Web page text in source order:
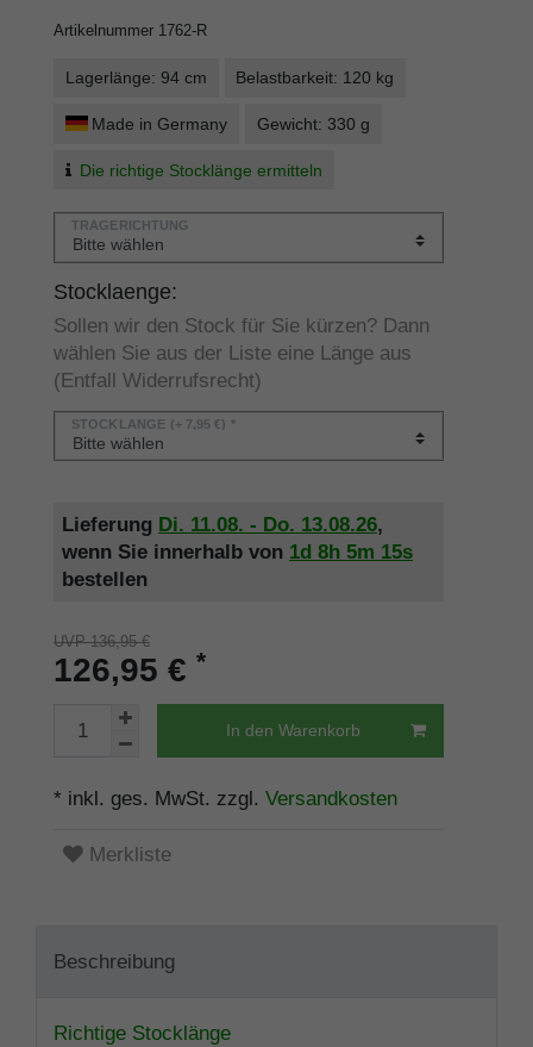
Artikelnummer 1762-R
Lagerlänge: 94 cm Belastbarkeit: 120 kg
Made in Germany Gewicht: 330 g
Die richtige Stocklänge ermitteln
TRAGERICHTUNG
Stocklaenge:
Sollen wir den Stock für Sie kürzen? Dann
wählen Sie aus der Liste eine Länge aus
(Entfall Widerrufsrecht)
STOCKLÄNGE (+ 7,95 €) *
Lieferung Di. 11.08. - Do. 13.08.26,
wenn Sie innerhalb von 1d 8h 5m 15s
bestellen
UVP 136,95 €
126,95 € *
In den Warenkorb
* inkl. ges. MwSt. zzgl. Versandkosten
Merkliste
Beschreibung
Richtige Stocklänge